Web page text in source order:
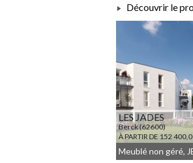
À PARTIR DE
Découvrir le
LES JADES
Berck (62600)
À PARTIR DE 152